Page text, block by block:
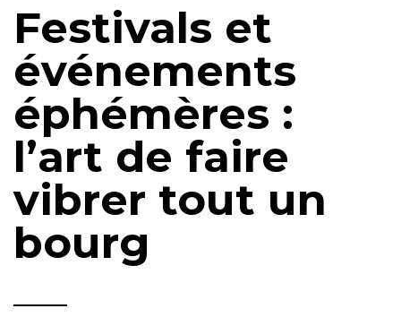
Festivals et
événements
éphémères :
l’art de faire
vibrer tout un
bourg